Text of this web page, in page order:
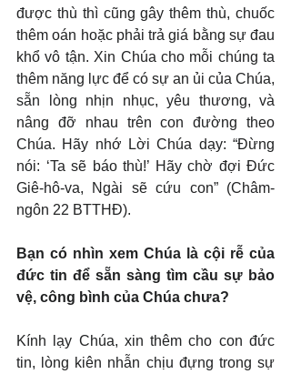
được thù thì cũng gây thêm thù, chuốc
thêm oán hoặc phải trả giá bằng sự đau
khổ vô tận. Xin Chúa cho mỗi chúng ta
thêm năng lực để có sự an ủi của Chúa,
sẵn lòng nhịn nhục, yêu thương, và
nâng đỡ nhau trên con đường theo
Chúa. Hãy nhớ Lời Chúa dạy: “Đừng
nói: ‘Ta sẽ báo thù!’ Hãy chờ đợi Đức
Giê-hô-va, Ngài sẽ cứu con” (Châm-
ngôn 22 BTTHĐ).
Bạn có nhìn xem Chúa là cội rễ của
đức tin để sẵn sàng tìm cầu sự bảo
vệ, công bình của Chúa chưa?
Kính lạy Chúa, xin thêm cho con đức
tin, lòng kiên nhẫn chịu đựng trong sự